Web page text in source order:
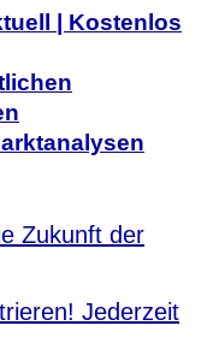
| Kostenlos
Zukunft der
Jederzeit